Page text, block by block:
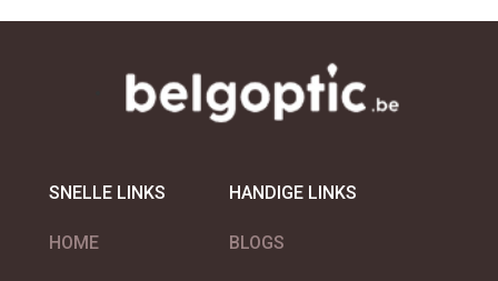
SNELLE LINKS
HOME
HANDIGE LINKS
BLOGS